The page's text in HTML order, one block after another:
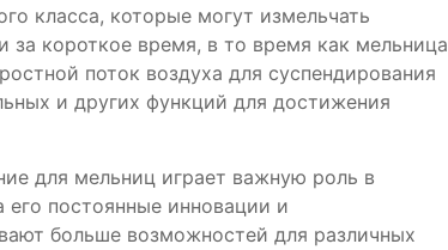
класса, которые могут измельчать
короткое время, в то время как мельница
поток воздуха для суспендирования
и других функций для достижения
для мельниц играет важную роль в
постоянные инновации и
больше возможностей для различных